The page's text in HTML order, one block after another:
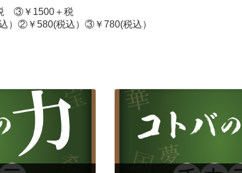
③￥1500＋税
）②￥580(税込）③￥780(税込）